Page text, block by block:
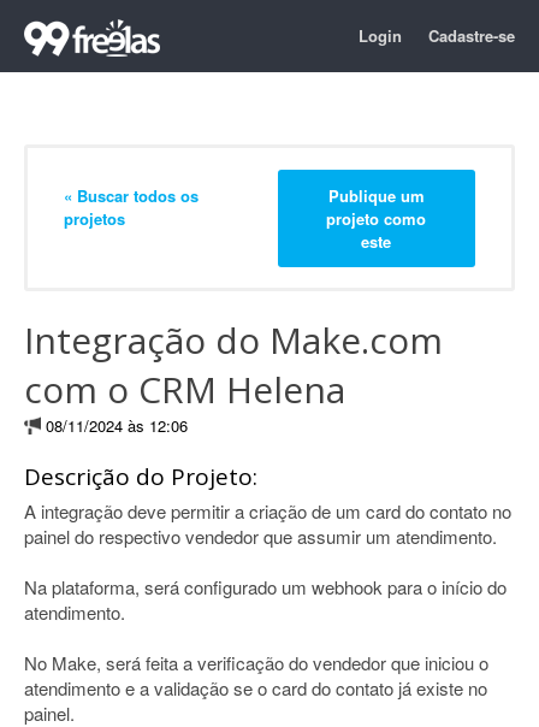
Login Cadastre-se
« Buscar todos os
projetos
Publique um
projeto como
este
Integração do Make.com
com o CRM Helena
08/11/2024 às 12:06
Descrição do Projeto:
A integração deve permitir a criação de um card do contato no
painel do respectivo vendedor que assumir um atendimento.
Na plataforma, será configurado um webhook para o início do
atendimento.
No Make, será feita a verificação do vendedor que iniciou o
atendimento e a validação se o card do contato já existe no
painel.